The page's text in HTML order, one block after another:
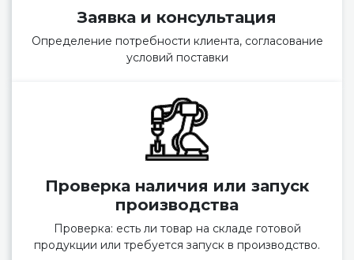
Заявка и консультация
Определение потребности клиента, согласование
условий поставки
Проверка наличия или запуск
производства
Проверка: есть ли товар на складе готовой
продукции или требуется запуск в производство.